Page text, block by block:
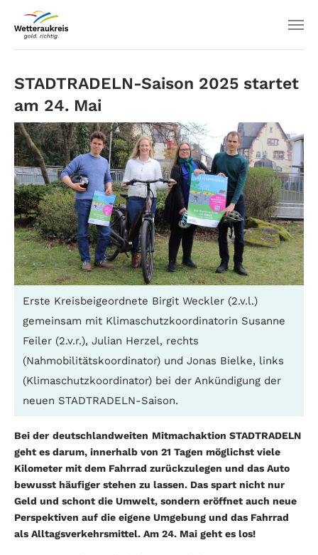
STADTRADELN-Saison 2025 startet
am 24. Mai
Erste Kreisbeigeordnete Birgit Weckler (2.v.l.)
gemeinsam mit Klimaschutzkoordinatorin Susanne
Feiler (2.v.r.), Julian Herzel, rechts
(Nahmobilitätskoordinator) und Jonas Bielke, links
(Klimaschutzkoordinator) bei der Ankündigung der
neuen STADTRADELN-Saison.
Bei der deutschlandweiten Mit­machaktion STADTRADELN
geht es darum, innerhalb von 21 Tagen möglichst viele
Kilometer mit dem Fahrrad zurückzulegen und das Auto
bewusst häufiger stehen zu lassen. Das spart nicht nur
Geld und schont die Umwelt, sondern eröffnet auch neue
Perspektiven auf die eigene Umgebung und das Fahrrad
als Alltags­verkehrsmittel. Am 24. Mai geht es los!